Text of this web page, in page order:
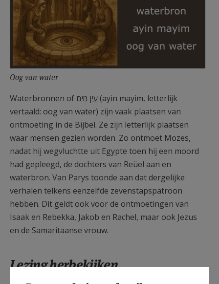
Oog van water
Waterbronnen of עַיִן מַיִם (ayin mayim, letterlijk
vertaald: oog van water) zijn vaak plaatsen van
ontmoeting in de Bijbel. Ze zijn letterlijk plaatsen
waar mensen gezien worden. Zo ontmoet Mozes,
nadat hij wegvluchtte uit Egypte toen hij een moord
had gepleegd, de dochters van Reüel aan en
waterbron. Van Parys toonde aan dat dergelijke
verhalen telkens eenzelfde zevenstapspatroon
hebben. Dit geldt ook voor de ontmoetingen van
Isaak en Rebekka, Jakob en Rachel, maar ook Jezus
en de Samaritaanse vrouw.
Lezing herbekijken